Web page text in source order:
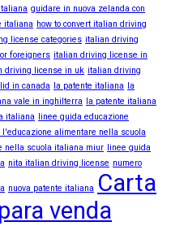
guidare in nuova zelanda con
italiana how to convert italian driving
license categories italian driving
foreigners italian driving license in
driving license in uk italian driving
in canada la patente italiana
la
vale in inghilterra
la patente italiana
italiana
linee guida educazione
l'educazione alimentare nella scuola
nella scuola italiana miur linee guida
nita italian driving license numero
nuova patente italiana Carta
venda